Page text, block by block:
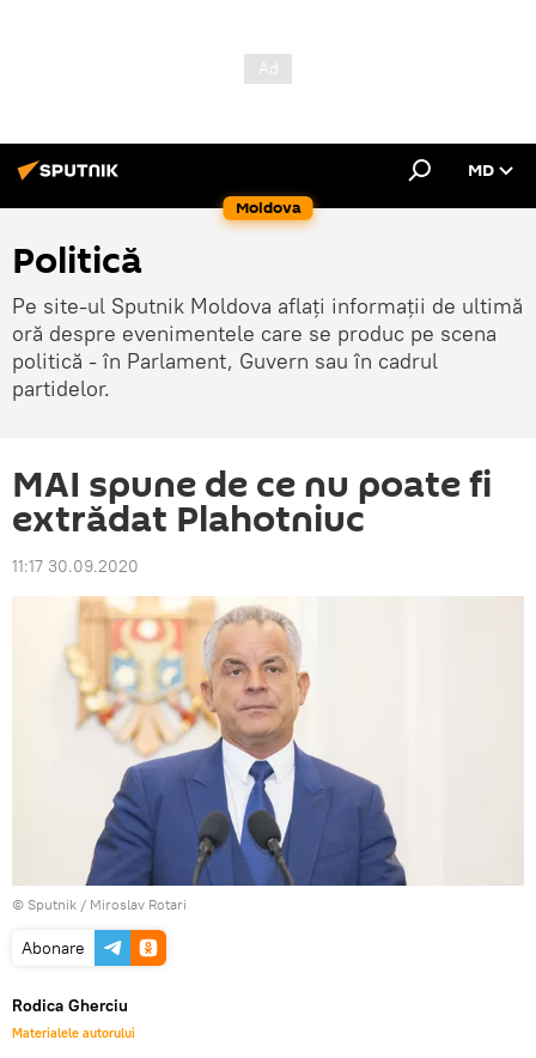
Moldova
MD
Politică
Pe site-ul Sputnik Moldova aflați informații de ultimă
oră despre evenimentele care se produc pe scena
politică - în Parlament, Guvern sau în cadrul
partidelor.
MAI spune de ce nu poate fi
extrădat Plahotniuc
11:17 30.09.2020
© Sputnik / Miroslav Rotari
Abonare
Rodica Gherciu
Materialele autorului